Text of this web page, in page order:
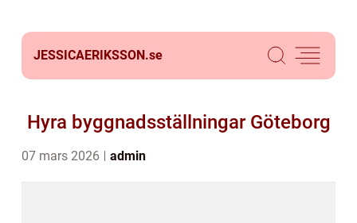
JESSICAERIKSSON.se
Hyra byggnadsställningar Göteborg
07 mars 2026 admin